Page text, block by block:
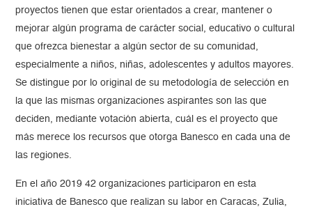
proyectos tienen que estar orientados a crear, mantener o
mejorar algún programa de carácter social, educativo o cultural
que ofrezca bienestar a algún sector de su comunidad,
especialmente a niños, niñas, adolescentes y adultos mayores.
Se distingue por lo original de su metodología de selección en
la que las mismas organizaciones aspirantes son las que
deciden, mediante votación abierta, cuál es el proyecto que
más merece los recursos que otorga Banesco en cada una de
las regiones.
En el año 2019 42 organizaciones participaron en esta
iniciativa de Banesco que realizan su labor en Caracas, Zulia,